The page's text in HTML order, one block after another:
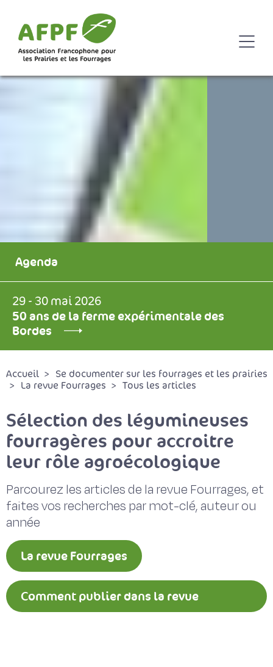
Agenda
29 - 30 mai 2026
50 ans de la ferme expérimentale des
Bordes
Accueil
Se documenter sur les fourrages et les prairies
La revue Fourrages
Tous les articles
Sélection des légumineuses
fourragères pour accroitre
leur rôle agroécologique
Parcourez les articles de la revue Fourrages, et
faites vos recherches par mot-clé, auteur ou
année
La revue Fourrages
Comment publier dans la revue